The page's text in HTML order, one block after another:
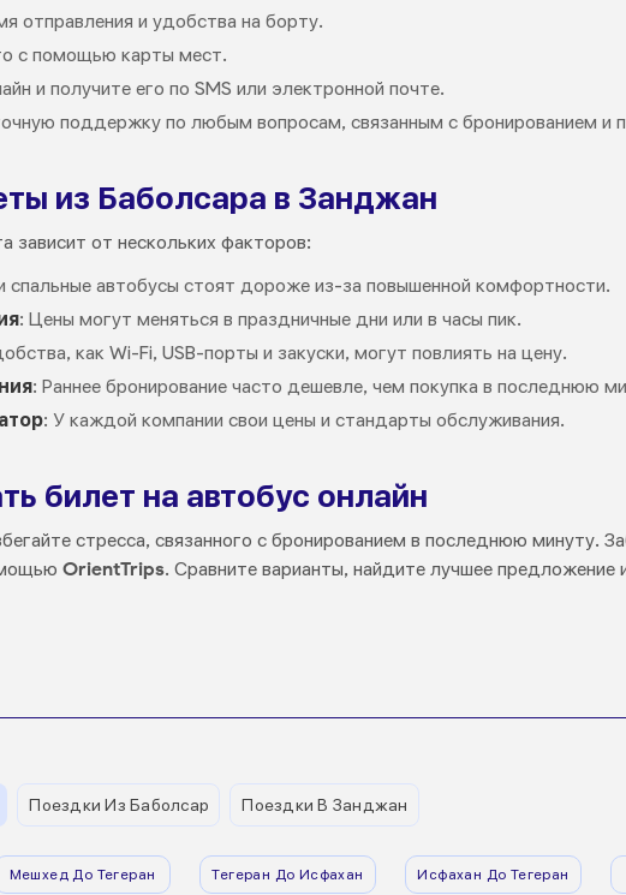
отправления и удобства на борту.
с помощью карты мест.
и получите его по SMS или электронной почте.
поддержку по любым вопросам, связанным с бронированием и
из Баболсара в Занджан
зависит от нескольких факторов:
спальные автобусы стоят дороже из-за повышенной комфортности.
: Цены могут меняться в праздничные дни или в часы пик.
как Wi-Fi, USB-порты и закуски, могут повлиять на цену.
: Раннее бронирование часто дешевле, чем покупка в последнюю
: У каждой компании свои цены и стандарты обслуживания.
билет на автобус онлайн
стресса, связанного с бронированием в последнюю минуту.
OrientTrips. Сравните варианты, найдите лучшее
Поездки Из Баболсар Поездки В Занджан
Мешхед До Тегеран Тегеран До Исфахан Исфахан До Тегеран